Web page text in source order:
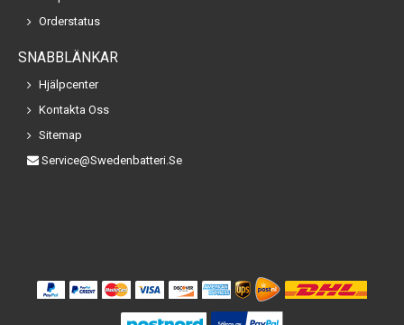
Orderstatus
SNABBLÄNKAR
Hjälpcenter
Kontakta Oss
Sitemap
Service@swedenbatteri.se